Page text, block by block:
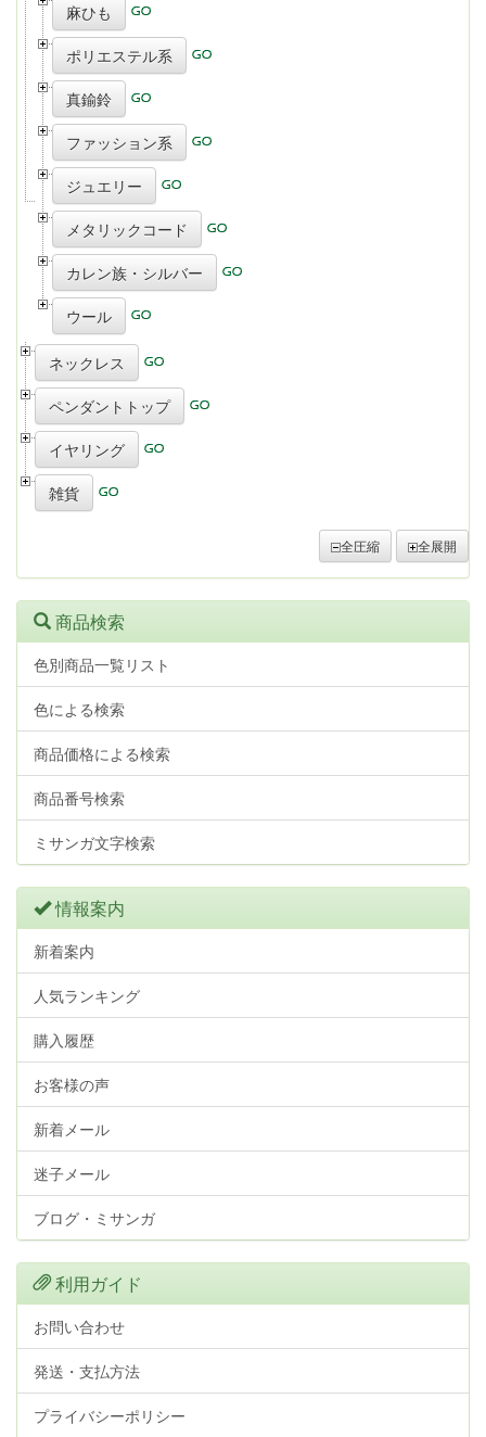
麻ひも
ポリエステル系
真鍮鈴
ファッション系
ジュエリー
メタリックコード
カレン族・シルバー
ウール
ネックレス
ペンダントトップ
イヤリング
雑貨
全圧縮 全展開
商品検索
色別商品一覧リスト
色による検索
商品価格による検索
商品番号検索
ミサンガ文字検索
情報案内
新着案内
人気ランキング
購入履歴
お客様の声
新着メール
迷子メール
ブログ・ミサンガ
利用ガイド
お問い合わせ
発送・支払方法
プライバシーポリシー